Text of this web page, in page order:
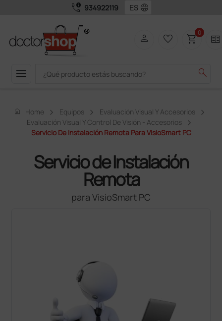
call_quality 934922119 language
menu search
person favorite_border shopping_cart0 two_pager
home Home Equipos
Evaluación Visual Y Accesorios
Evaluación Visual Y Control De Visión - Accesorios
Servicio De Instalación Remota Para VisioSmart PC
Servicio de Instalación
Remota
para VisioSmart PC